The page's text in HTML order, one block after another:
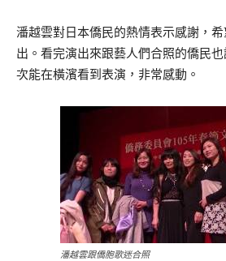
潘越雲對日本僑民的熱情表示感謝，
出。看完演出來跟藝人們合照的僑民
次能在橫濱看到表演，非常感動。
潘越雲跟僑胞歌迷合照